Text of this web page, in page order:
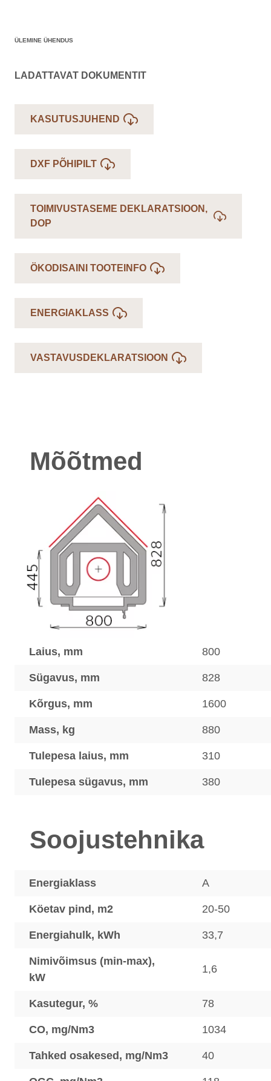
ÜLEMINE ÜHENDUS
LADATTAVAT DOKUMENTIT
KASUTUSJUHEND
DXF PÕHIPILT
TOIMIVUSTASEME DEKLARATSIOON,
DOP
ÖKODISAINI TOOTEINFO
ENERGIAKLASS
VASTAVUSDEKLARATSIOON
Mõõtmed
Laius, mm 800
Sügavus, mm 828
Kõrgus, mm 1600
Mass, kg 880
Tulepesa laius, mm 310
Tulepesa sügavus, mm 380
Soojustehnika
Energiaklass A
Köetav pind, m2 20-50
Energiahulk, kWh 33,7
Nimivõimsus (min-max),
kW
1,6
Kasutegur, % 78
CO, mg/Nm3 1034
Tahked osakesed, mg/Nm3 40